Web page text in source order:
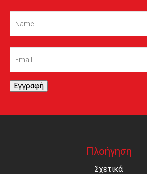
Name(Required)
Email(Required)
Εγγραφή
Πλοήγηση
Σχετικά